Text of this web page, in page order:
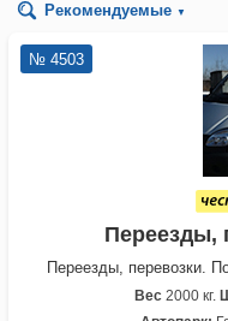
Рекомендуемые ▼
№ 4503
Переезды,
Переезды, перевозки.
Вес2000 кг.